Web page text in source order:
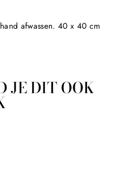
afwassen. 40 x 40 cm
JE DIT OOK